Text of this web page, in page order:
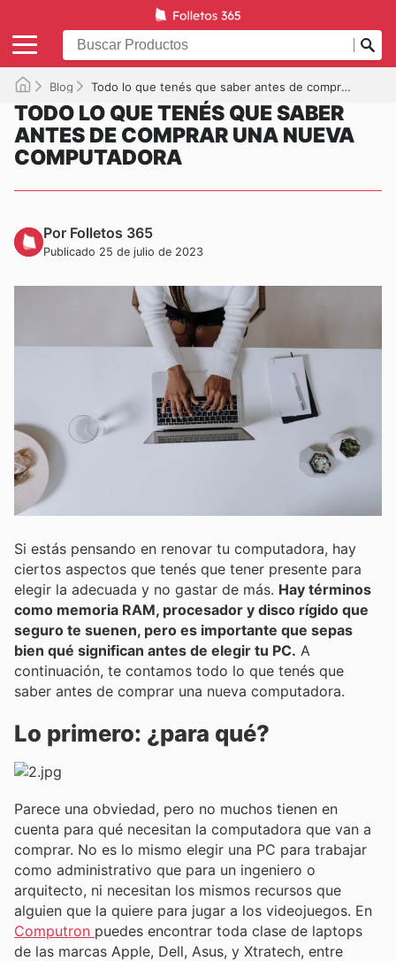
Blog Todo lo que tenés que saber antes de comprar una nueva computadora
TODO LO QUE TENÉS QUE SABER
ANTES DE COMPRAR UNA NUEVA
COMPUTADORA
Por Folletos 365
Publicado 25 de julio de 2023
Si estás pensando en renovar tu computadora, hay
ciertos aspectos que tenés que tener presente para
elegir la adecuada y no gastar de más. Hay términos
como memoria RAM, procesador y disco rígido que
seguro te suenen, pero es importante que sepas
bien qué significan antes de elegir tu PC. A
continuación, te contamos todo lo que tenés que
saber antes de comprar una nueva computadora.
Lo primero: ¿para qué?
Parece una obviedad, pero no muchos tienen en
cuenta para qué necesitan la computadora que van a
comprar. No es lo mismo elegir una PC para trabajar
como administrativo que para un ingeniero o
arquitecto, ni necesitan los mismos recursos que
alguien que la quiere para jugar a los videojuegos. En
Computron puedes encontrar toda clase de laptops
de las marcas Apple, Dell, Asus, y Xtratech, entre